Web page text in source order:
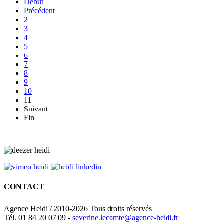
Début
Précédent
2
3
4
5
6
7
8
9
10
11
Suivant
Fin
CONTACT
Agence Heidi / 2010-2026 Tous droits réservés
Tél. 01 84 20 07 09 - severine.lecomte@agence-heidi.fr